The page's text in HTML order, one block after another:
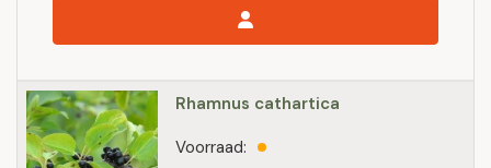
Rhamnus cathartica
Voorraad: